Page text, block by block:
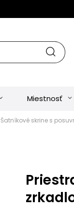
Miestnosť
Šatníkové skrine s